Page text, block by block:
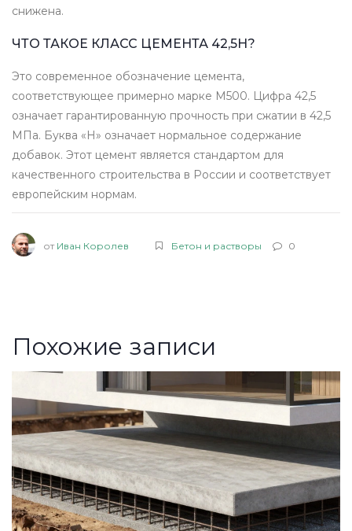
снижена.
ЧТО ТАКОЕ КЛАСС ЦЕМЕНТА 42,5Н?
Это современное обозначение цемента,
соответствующее примерно марке М500. Цифра 42,5
означает гарантированную прочность при сжатии в 42,5
МПа. Буква «Н» означает нормальное содержание
добавок. Этот цемент является стандартом для
качественного строительства в России и соответствует
европейским нормам.
от Иван Королев Бетон и растворы 0
Похожие записи